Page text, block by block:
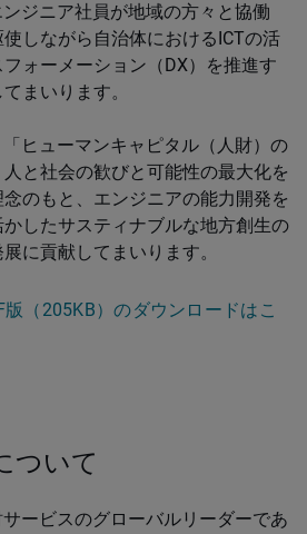
ジニア社員が地域の方々と協働
しながら自治体におけるICTの活
ォーメーション（DX）を推進す
まいります。
ヒューマンキャピタル（人財）の
と社会の歓びと可能性の最大化を
のもと、エンジニアの能力開発を
したサスティナブルな地方創生の
に貢献してまいります。
（205KB）のダウンロードはこ
ついて
ービスのグローバルリーダーであ